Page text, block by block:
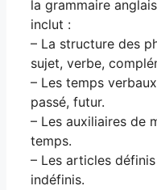
la grammaire
inclut :
– La structure des
sujet, verbe,
– Les temps
passé, futur.
– Les auxiliaires de
temps.
– Les articles
indéfinis.